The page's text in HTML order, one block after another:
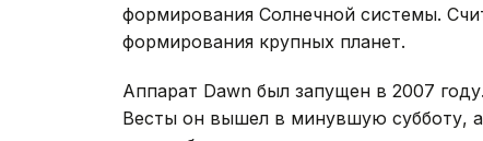
формирования Солнечной системы.
формирования крупных планет.
Аппарат Dawn был запущен в 2007
Весты он вышел в минувшую субботу,